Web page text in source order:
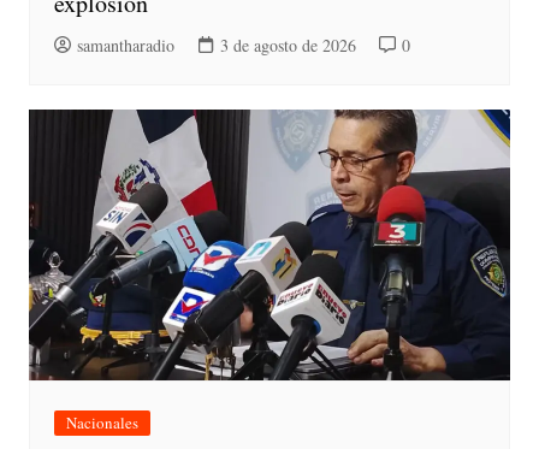
samantharadio 3 de agosto de 2026 0
Nacionales